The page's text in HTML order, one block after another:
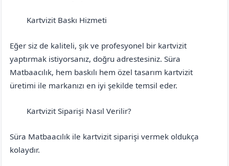
Kartvizit Baskı Hizmeti
Eğer siz de kaliteli, şık ve profesyonel bir kartvizit
yaptırmak istiyorsanız, doğru adrestesiniz. Süra
Matbaacılık, hem baskılı hem özel tasarım kartvizit
üretimi ile markanızı en iyi şekilde temsil eder.
Kartvizit Siparişi Nasıl Verilir?
Süra Matbaacılık ile kartvizit siparişi vermek oldukça
kolaydır.